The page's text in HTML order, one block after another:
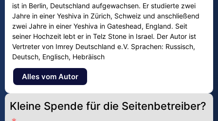
ist in Berlin, Deutschland aufgewachsen. Er studierte zwei
Jahre in einer Yeshiva in Zürich, Schweiz und anschließend
zwei Jahre in einer Yeshiva in Gateshead, England. Seit
seiner Hochzeit lebt er in Telz Stone in Israel. Der Autor ist
Vertreter von Imrey Deutschland e.V. Sprachen: Russisch,
Deutsch, Englisch, Hebräisch
Alles vom Autor
Kleine Spende für die Seitenbetreiber?